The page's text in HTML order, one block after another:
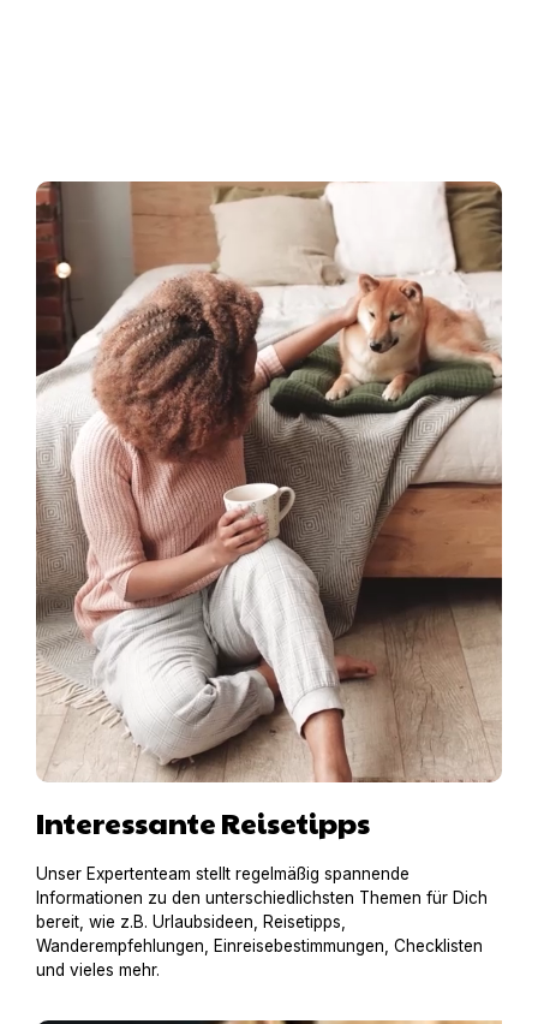
Interessante Reisetipps
Unser Expertenteam stellt regelmäßig spannende
Informationen zu den unterschiedlichsten Themen für Dich
bereit, wie z.B. Urlaubsideen, Reisetipps,
Wanderempfehlungen, Einreisebestimmungen, Checklisten
und vieles mehr.